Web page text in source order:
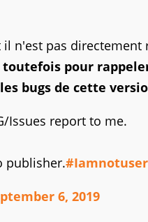
n'est pas directement
pour
bugs de cette
Issues report to me.
publisher.
6, 2019